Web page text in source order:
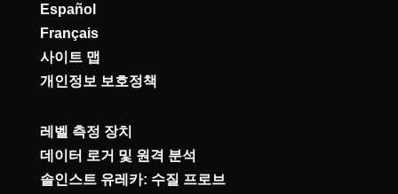
Español
Français
사이트 맵
개인정보 보호정책
레벨 측정 장치
데이터 로거 및 원격 분석
솔인스트 유레카: 수질 프로브